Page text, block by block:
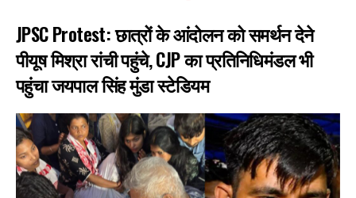
JPSC Protest: छात्रों के आंदोलन को समर्थन देने
पीयूष मिश्रा रांची पहुंचे, CJP का प्रतिनिधिमंडल भी
पहुंचा जयपाल सिंह मुंडा स्टेडियम